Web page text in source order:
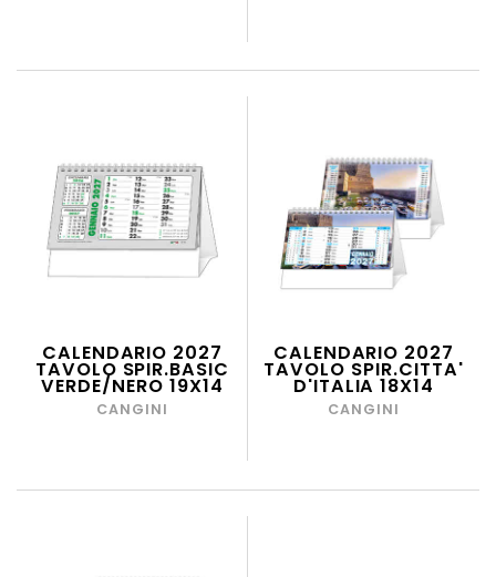
CALENDARIO 2027
TAVOLO SPIR.BASIC
VERDE/NERO 19X14
CANGINI
CALENDARIO 2027
TAVOLO SPIR.CITTA'
D'ITALIA 18X14
CANGINI